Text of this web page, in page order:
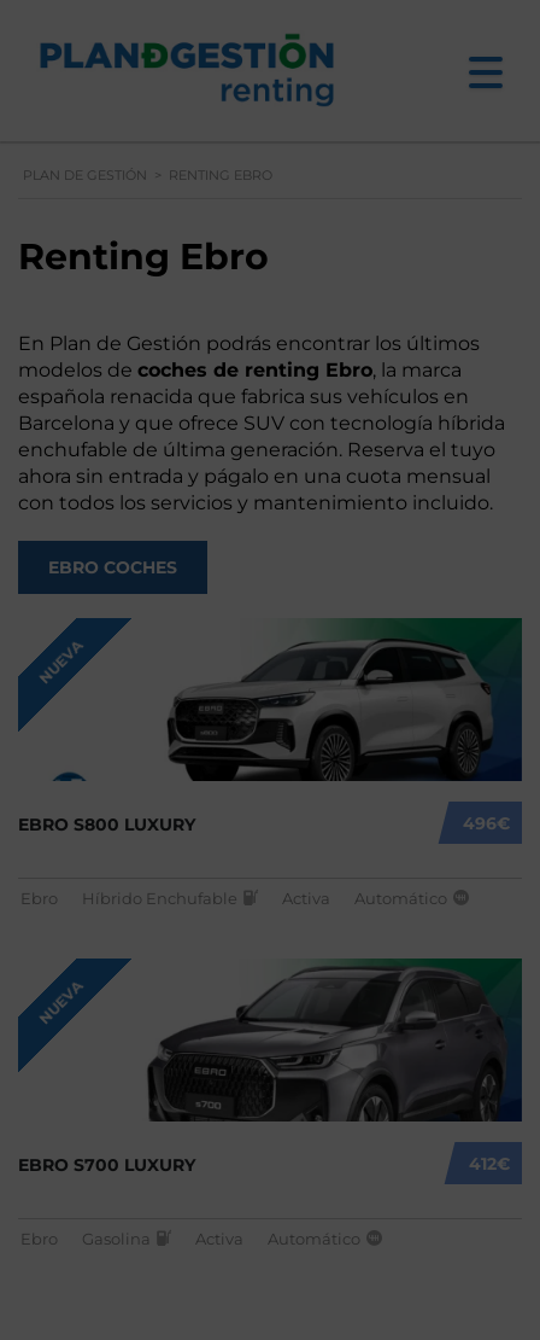
PLAN DE GESTIÓN > RENTING EBRO
Renting Ebro
En Plan de Gestión podrás encontrar los últimos
modelos de coches de renting Ebro, la marca
española renacida que fabrica sus vehículos en
Barcelona y que ofrece SUV con tecnología híbrida
enchufable de última generación. Reserva el tuyo
ahora sin entrada y págalo en una cuota mensual
con todos los servicios y mantenimiento incluido.
EBRO COCHES
NUEVA
496€
EBRO S800 LUXURY
Ebro Híbrido Enchufable Activa Automático
NUEVA
412€
EBRO S700 LUXURY
Ebro Gasolina Activa Automático